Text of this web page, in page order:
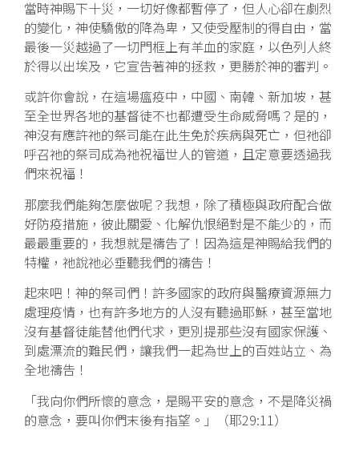
當時神賜下十災，一切好像都暫停了，但人心卻在劇烈
的變化，神使驕傲的降為卑，又使受壓制的得自由，當
最後一災越過了一切門框上有羊血的家庭，以色列人終
於得以出埃及，它宣告著神的拯救，更勝於神的審判。
或許你會說，在這場瘟疫中，中國、南韓、新加坡，甚
至全世界各地的基督徒不也都遭受生命威脅嗎？是的，
神沒有應許祂的祭司能在此生免於疾病與死亡，但祂卻
呼召祂的祭司成為祂祝福世人的管道，且定意要透過我
們來祝福！
那麼我們能夠怎麼做呢？我想，除了積極與政府配合做
好防疫措施，彼此關愛、化解仇恨絕對是不能少的，而
最最重要的，我想就是禱告了！因為這是神賜給我們的
特權，祂說祂必垂聽我們的禱告！
起來吧！神的祭司們！許多國家的政府與醫療資源無力
處理疫情，也有許多地方的人沒有聽過耶穌，甚至當地
沒有基督徒能替他們代求，更別提那些沒有國家保護、
到處漂流的難民們，讓我們一起為世上的百姓站立、為
全地禱告！
「我向你們所懷的意念，是賜平安的意念，不是降災禍
的意念，要叫你們末後有指望。」（耶29:11）